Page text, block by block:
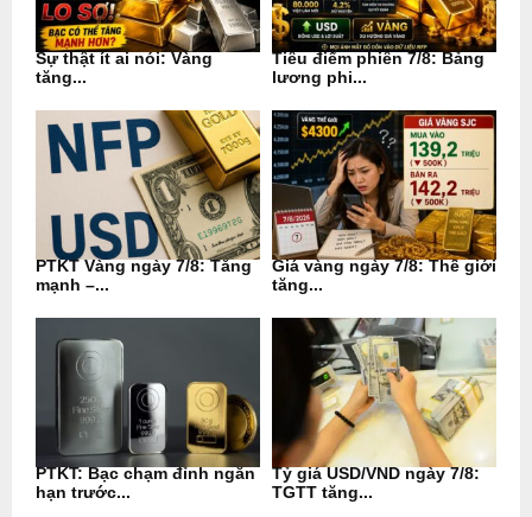
Sự thật ít ai nói: Vàng
tăng...
Tiêu điểm phiên 7/8: Bảng
lương phi...
PTKT Vàng ngày 7/8: Tăng
mạnh –...
Giá vàng ngày 7/8: Thế giới
tăng...
PTKT: Bạc chạm đỉnh ngắn
hạn trước...
Tỷ giá USD/VND ngày 7/8:
TGTT tăng...